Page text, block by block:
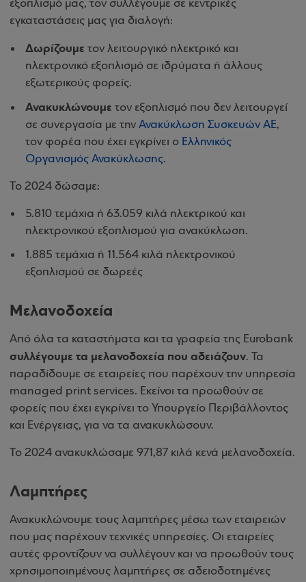
εξοπλισμό μας, τον συλλέγουμε σε κεντρικές
εγκαταστάσεις μας για διαλογή:
Δωρίζουμε τον λειτουργικό ηλεκτρικό και
ηλεκτρονικό εξοπλισμό σε ιδρύματα ή άλλους
εξωτερικούς φορείς.
Ανακυκλώνουμε τον εξοπλισμό που δεν λειτουργεί
σε συνεργασία με την Ανακύκλωση Συσκευών ΑΕ,
τον φορέα που έχει εγκρίνει ο Ελληνικός
Οργανισμός Ανακύκλωσης.
Το 2024 δώσαμε:
5.810 τεμάχια ή 63.059 κιλά ηλεκτρικού και
ηλεκτρονικού εξοπλισμού για ανακύκλωση.
1.885 τεμάχια ή 11.564 κιλά ηλεκτρονικού
εξοπλισμού σε δωρεές
Mελανοδοχεία
Από όλα τα καταστήματα και τα γραφεία της Eurobank
συλλέγουμε τα μελανοδοχεία που αδειάζουν. Τα
παραδίδουμε σε εταιρείες που παρέχουν την υπηρεσία
managed print services. Εκείνοι τα προωθούν σε
φορείς που έχει εγκρίνει το Υπουργείο Περιβάλλοντος
και Ενέργειας, για να τα ανακυκλώσουν.
Το 2024 ανακυκλώσαμε 971,87 κιλά κενά μελανοδοχεία.
Λαμπτήρες
Ανακυκλώνουμε τους λαμπτήρες μέσω των εταιρειών
που μας παρέχουν τεχνικές υπηρεσίες. Οι εταιρείες
αυτές φροντίζουν να συλλέγουν και να προωθούν τους
χρησιμοποιημένους λαμπτήρες σε αδειοδοτημένες